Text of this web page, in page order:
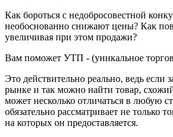
Как бороться с недобросовестной
необоснованно снижают цены? Как
увеличивая при этом продажи?
Вам поможет УТП - (уникальное
Это действительно реально, ведь если
рынке и так можно найти товар,
может несколько отличаться в любую
обязательно рассматривает не только
на которых он предоставляется.